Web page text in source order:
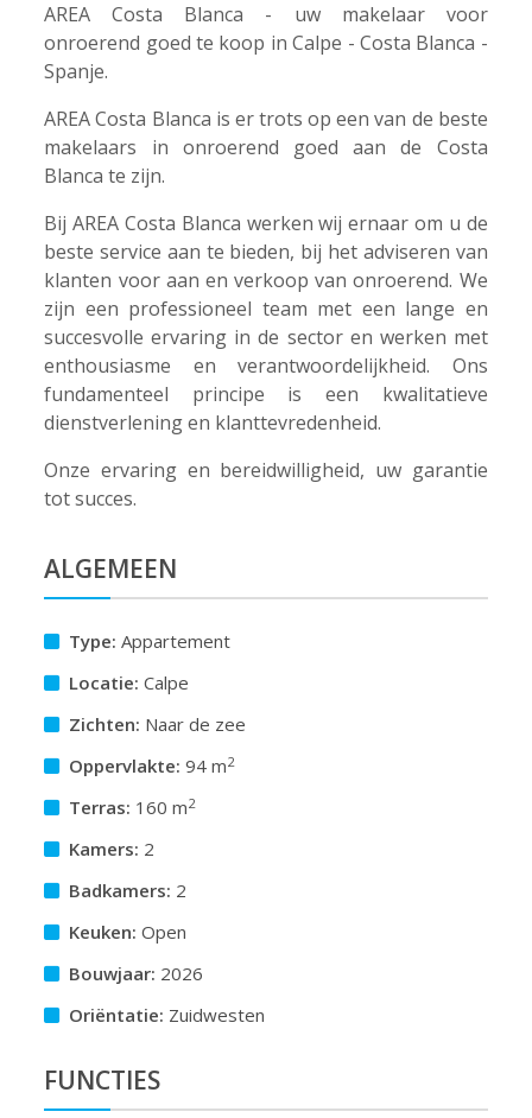
AREA Costa Blanca - uw makelaar voor
onroerend goed te koop in Calpe - Costa Blanca -
Spanje.
AREA Costa Blanca is er trots op een van de beste
makelaars in onroerend goed aan de Costa
Blanca te zijn.
Bij AREA Costa Blanca werken wij ernaar om u de
beste service aan te bieden, bij het adviseren van
klanten voor aan en verkoop van onroerend. We
zijn een professioneel team met een lange en
succesvolle ervaring in de sector en werken met
enthousiasme en verantwoordelijkheid. Ons
fundamenteel principe is een kwalitatieve
dienstverlening en klanttevredenheid.
Onze ervaring en bereidwilligheid, uw garantie
tot succes.
ALGEMEEN
Type: Appartement
Locatie: Calpe
Zichten: Naar de zee
Oppervlakte: 94 m2
Terras: 160 m2
Kamers: 2
Badkamers: 2
Keuken: Open
Bouwjaar: 2026
Oriëntatie: Zuidwesten
FUNCTIES